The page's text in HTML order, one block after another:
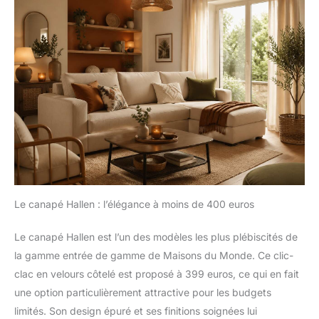
soutien personnalisé et soulage
les points de pression, tandis
que son assise plus profonde
soutient les cuisses, favorisant
ainsi une posture assise
détendue et saine lors de longs
moments de détente, de lecture
ou de travail. Montage facile et
sans effort : Conçu pour un
confort optimal, ce canapé est
livré compressé directement
chez vous. Son montage ne
nécessite généralement aucun
outil ni instructions complexes :
il vous suffit de le déballer, de
le dérouler et de le laisser
reprendre sa forme initiale
naturellement, un processus qui
peut prendre entre 24 et 72
heures. Cette approche vise à
solution d'ameublement simple,
idéale pour les personnes ayant
Le canapé Hallen : l’élégance à moins de 400 euros
Le canapé Hallen est l’un des modèles les plus plébiscités de
la gamme entrée de gamme de Maisons du Monde. Ce clic-
clac en velours côtelé est proposé à 399 euros, ce qui en fait
une option particulièrement attractive pour les budgets
limités. Son design épuré et ses finitions soignées lui